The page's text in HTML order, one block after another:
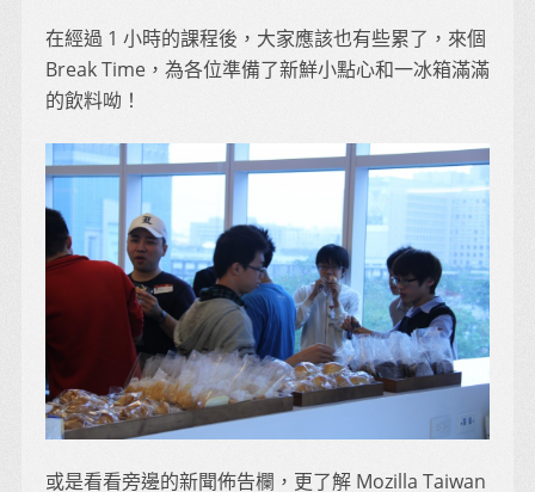
在經過 1 小時的課程後，大家應該也有些累了，來個
Break Time，為各位準備了新鮮小點心和一冰箱滿滿
的飲料呦！
或是看看旁邊的新聞佈告欄，更了解 Mozilla Taiwan